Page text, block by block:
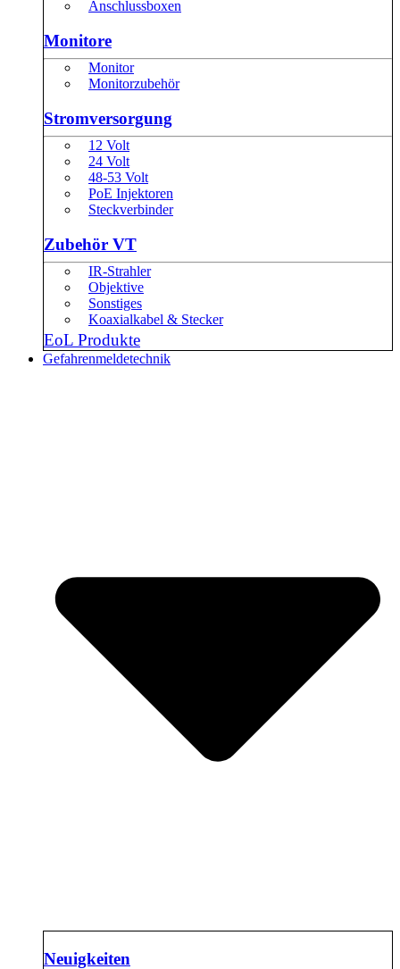
Anschlussboxen
Monitore
Monitor
Monitorzubehör
Stromversorgung
12 Volt
24 Volt
48-53 Volt
PoE Injektoren
Steckverbinder
Zubehör VT
IR-Strahler
Objektive
Sonstiges
Koaxialkabel & Stecker
EoL Produkte
Gefahrenmeldetechnik
Neuigkeiten